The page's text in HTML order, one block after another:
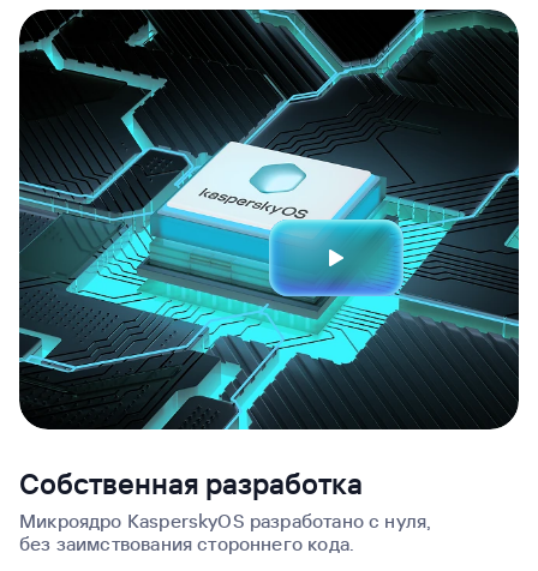
Собственная разработка
Микроядро KasperskyOS разработано с нуля,
без заимствования стороннего кода.